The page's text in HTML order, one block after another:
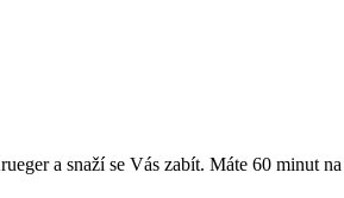
a snaží se Vás zabít. Máte 60 minut